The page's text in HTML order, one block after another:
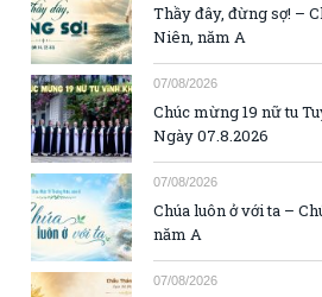
Thầy đây, đừng sợ! –
Niên, năm A
07/08/2026
Chúc mừng 19 nữ tu
Ngày 07.8.2026
07/08/2026
Chúa luôn ở với ta –
năm A
07/08/2026